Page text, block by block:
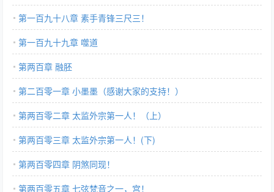
第一百九十八章 素手青锋三尺三！
第一百九十九章 噬道
第两百章 融胚
第二百零一章 小墨墨（感谢大家的支持！）
第两百零二章 太监外宗第一人！（上）
第两百零三章 太监外宗第一人！(下)
第两百零四章 阴煞同现！
第两百零五章 七弦梵音之一，宫！